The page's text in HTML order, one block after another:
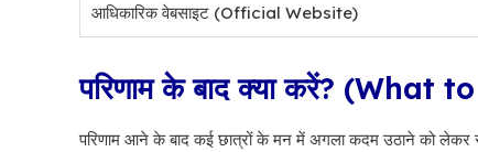
आधिकारिक वेबसाइट (Official Website)
परिणाम के बाद क्या करें?
परिणाम आने के बाद कई छात्रों के मन में अगला कदम उठाने को लेकर